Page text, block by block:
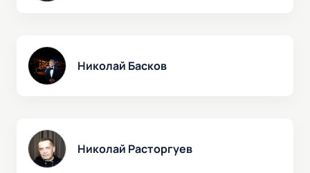
Николай Басков
Николай Расторгуев